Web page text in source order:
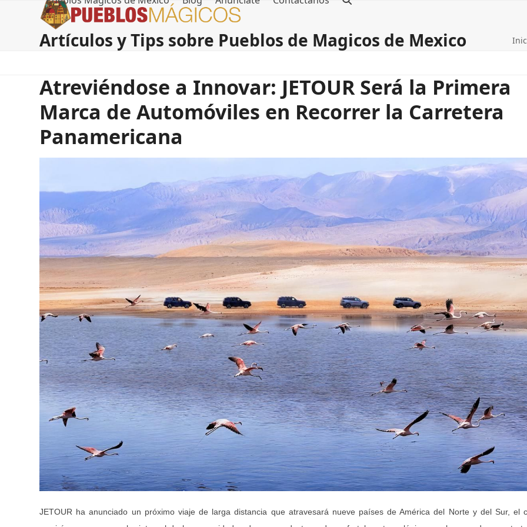
Artículos y Tips sobre Pueblos de Magicos de Mexico
Atreviéndose a Innovar: JETOUR Será la Primera
Marca de Automóviles en Recorrer la Carretera
Panamericana
JETOUR ha anunciado un próximo viaje de larga distancia que atravesará nueve países de América del Norte y del Sur, el